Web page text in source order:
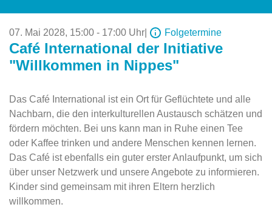
07. Mai 2028, 15:00 - 17:00 Uhr Folgetermine
Café International der Initiative
"Willkommen in Nippes"
Das Café International ist ein Ort für Geflüchtete und alle
Nachbarn, die den interkulturellen Austausch schätzen und
fördern möchten. Bei uns kann man in Ruhe einen Tee
oder Kaffee trinken und andere Menschen kennen lernen.
Das Café ist ebenfalls ein guter erster Anlaufpunkt, um sich
über unser Netzwerk und unsere Angebote zu informieren.
Kinder sind gemeinsam mit ihren Eltern herzlich
willkommen.